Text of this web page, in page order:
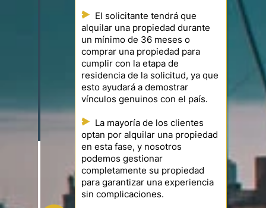
El solicitante tendrá que
alquilar una propiedad durante
un mínimo de 36 meses o
comprar una propiedad para
cumplir con la etapa de
residencia de la solicitud, ya que
esto ayudará a demostrar
vínculos genuinos con el país.
La mayoría de los clientes
optan por alquilar una propiedad
en esta fase, y nosotros
podemos gestionar
completamente su propiedad
para garantizar una experiencia
sin complicaciones.